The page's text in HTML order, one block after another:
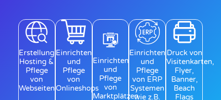
Erstellung,
Hosting &
Pflege
von
Webseiten
Einrichten
und
Pflege
von
Onlineshops
Einrichten
und
Pflege
von
Marktplätzen
Einrichten
und
Pflege
von ERP
Systemen
wie z.B.
Druck von
Visitenkarten,
Flyer,
Banner,
Beach
Flags